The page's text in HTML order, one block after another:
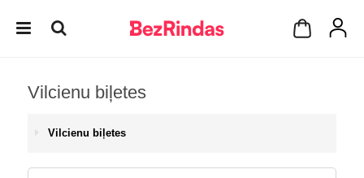
Vilcienu biļetes
Vilcienu biļetes